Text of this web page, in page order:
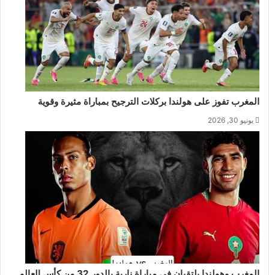
المغرب تفوز على هولندا بركلات الترجيح بمباراة مثيرة وقوية
يونيو 30, 2026